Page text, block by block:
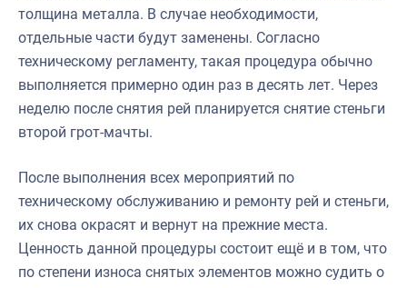
толщина металла. В случае необходимости,
отдельные части будут заменены. Согласно
техническому регламенту, такая процедура обычно
выполняется примерно один раз в десять лет. Через
неделю после снятия рей планируется снятие стеньги
второй грот-мачты.
После выполнения всех мероприятий по
техническому обслуживанию и ремонту рей и стеньги,
их снова окрасят и вернут на прежние места.
Ценность данной процедуры состоит ещё и в том, что
по степени износа снятых элементов можно судить о